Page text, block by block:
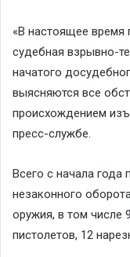
«В настоящее время
судебная взрывно-
начатого
выясняются все
происхождением
пресс-службе.
Всего с начала
незаконного
оружия, в том числе
пистолетов, 12